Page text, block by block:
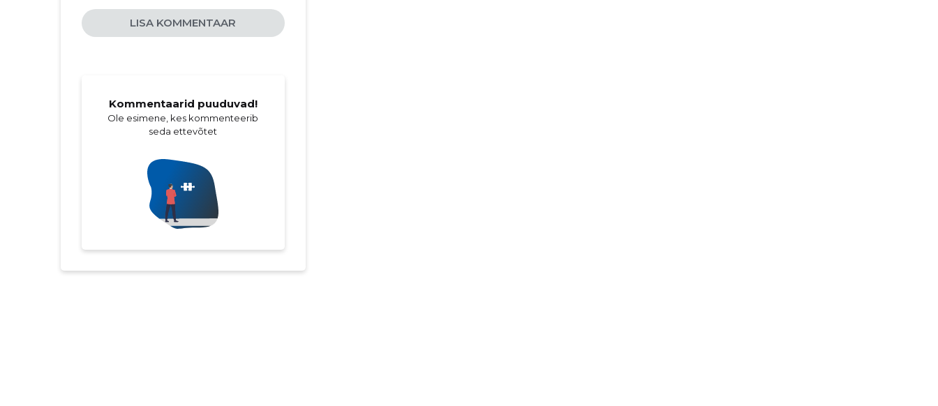
LISA KOMMENTAAR
Kommentaarid puuduvad!
Ole esimene, kes kommenteerib
seda ettevõtet